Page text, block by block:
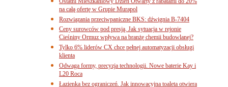
na całą ofertę w Grupie Murapol
Rozwiązania przeciwpaniczne BKS: dźwignia B-7404
Ceny surowców pod presją. Jak sytuacja w rejonie
Cieśniny Ormuz wpływa na branżę chemii budowlanej?
Tylko 6% liderów CX chce pełnej automatyzacji obsługi
klienta
Odwaga formy, precyzja technologii. Nowe baterie Kay i
L20 Roca
Łazienka bez ograniczeń. Jak innowacyjna toaleta otwiera